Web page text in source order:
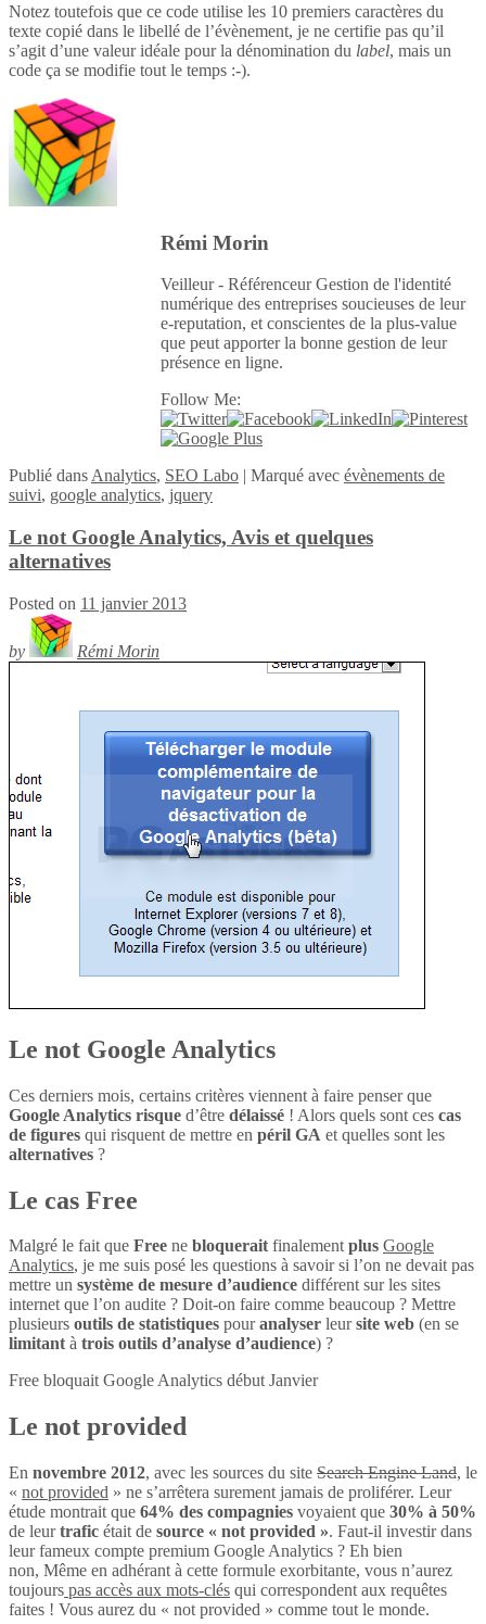
Notez toutefois que ce code utilise les 10 premiers caractères du
texte copié dans le libellé de l’évènement, je ne certifie pas qu’il
s’agit d’une valeur idéale pour la dénomination du label, mais un
code ça se modifie tout le temps :-).
Rémi Morin
Veilleur - Référenceur Gestion de l'identité
numérique des entreprises soucieuses de leur
e-reputation, et conscientes de la plus-value
que peut apporter la bonne gestion de leur
présence en ligne.
Follow Me:
Publié dans Analytics, SEO Labo | Marqué avec évènements de
suivi, google analytics, jquery
Le not Google Analytics, Avis et quelques
alternatives
Posted on 11 janvier 2013
by Rémi Morin
Le not Google Analytics
Ces derniers mois, certains critères viennent à faire penser que
Google Analytics risque d’être délaissé ! Alors quels sont ces cas
de figures qui risquent de mettre en péril GA et quelles sont les
alternatives ?
Le cas Free
Malgré le fait que Free ne bloqueraitfinalementplus Google
Analytics, je me suis posé les questions à savoir si l’on ne devait pas
mettre un système de mesure d’audience différent sur les sites
internet que l’on audite ? Doit-on faire comme beaucoup ? Mettre
plusieurs outils de statistiques pouranalyser leursite web (en se
limitantà trois outils d’analyse d’audience) ?
Free bloquait Google Analytics début Janvier
Le not provided
En novembre 2012, avec les sources du site Search Engine Land, le
« not provided » ne s’arrêtera surement jamais de proliférer. Leur
étude montrait que 64% des compagnies voyaient que 30% à 50%
de leurtrafic était de source « not provided ». Faut-il investir dans
leur fameux compte premium Google Analytics ? Eh bien
non, Même en adhérant à cette formule exorbitante, vous n’aurez
toujours pas accès aux mots-clés qui correspondent aux requêtes
faites ! Vous aurez du « not provided » comme tout le monde.